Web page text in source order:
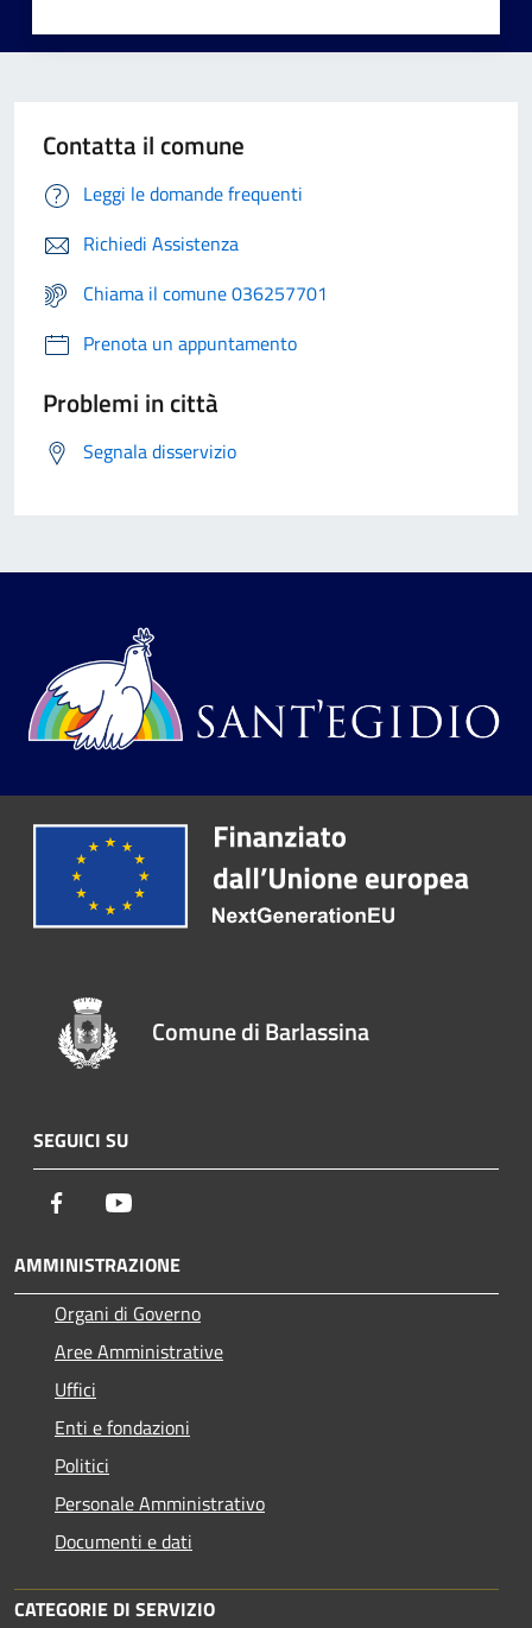
Contatta il comune
Leggi le domande frequenti
Richiedi Assistenza
Chiama il comune 036257701
Prenota un appuntamento
Problemi in città
Segnala disservizio
Comune di Barlassina
SEGUICI SU
Facebook
AMMINISTRAZIONE
Organi di Governo
Aree Amministrative
Uffici
Enti e fondazioni
Politici
Personale Amministrativo
Documenti e dati
CATEGORIE DI SERVIZIO